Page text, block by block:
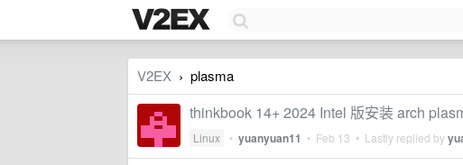
V2EX › plasma
thinkbook 14+ 2024 Intel 版安装 arch
Linux • yuanyuan11 • Feb 13 • Lastly replied by